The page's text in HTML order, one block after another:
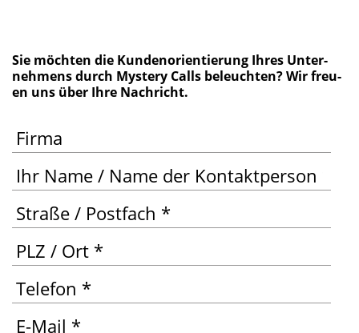
Sie möch­ten die Kun­den­ori­en­tie­rung Ihres Unter­
neh­mens durch Mys­tery Calls beleuch­ten? Wir freu­
en uns über Ihre Nachricht.